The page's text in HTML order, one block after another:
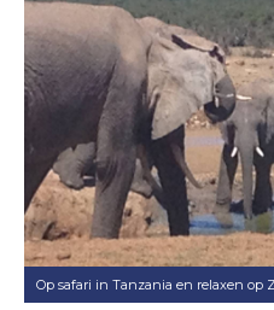
Op safari in Tanzania en relaxen op